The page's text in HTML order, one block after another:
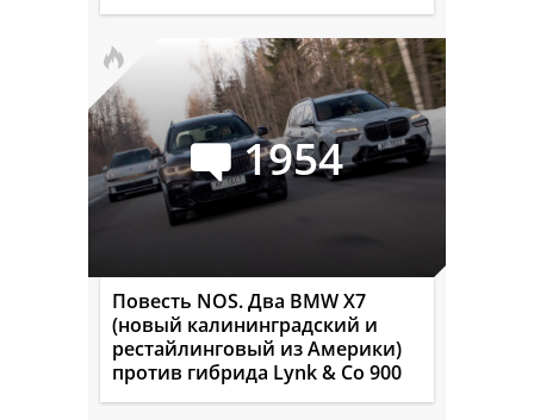
1954
Повесть NOS. Два BMW X7
(новый калининградский и
рестайлинговый из Америки)
против гибрида Lynk & Co 900